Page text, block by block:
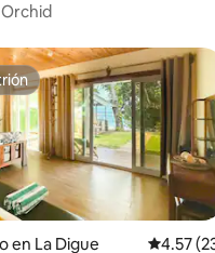
Orchid
en La Digue
4.57